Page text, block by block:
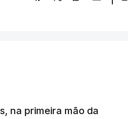
na primeira mão da